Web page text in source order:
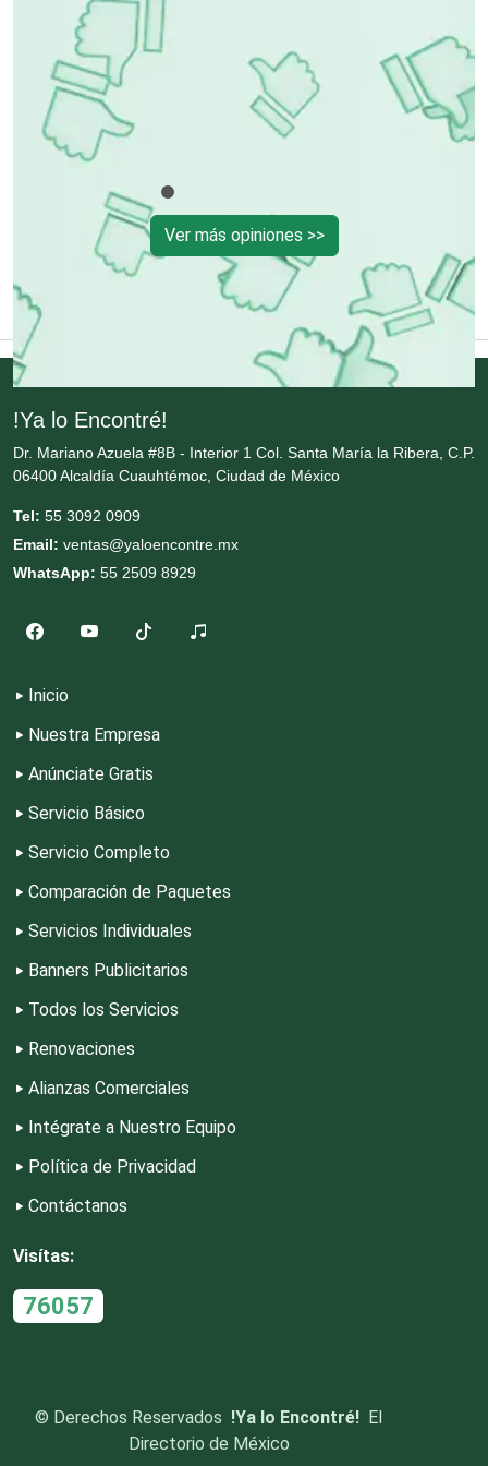
Control de Plagas
Conversiones Automotrices
Copiadoras
Cortinas, Persianas y Alfombras
Cremerías y Salchichonerías
Cristalerías
Cromadoras
Depósitos Dentales
Dermatólogos
Desarrollo de Software
Desperdicios Industriales
Editores
Electrodomésticos
Ver más opiniones >>
!Ya lo Encontré!
Dr. Mariano Azuela #8B - Interior 1 Col. Santa María la Ribera, C.P.
06400 Alcaldía Cuauhtémoc, Ciudad de México
Tel: 55 3092 0909
Email: ventas@yaloencontre.mx
WhatsApp: 55 2509 8929
Inicio
Nuestra Empresa
Anúnciate Gratis
Servicio Básico
Servicio Completo
Comparación de Paquetes
Servicios Individuales
Banners Publicitarios
Todos los Servicios
Renovaciones
Alianzas Comerciales
Intégrate a Nuestro Equipo
Política de Privacidad
Contáctanos
Visítas:
76057
© Derechos Reservados !Ya lo Encontré! El
Directorio de México